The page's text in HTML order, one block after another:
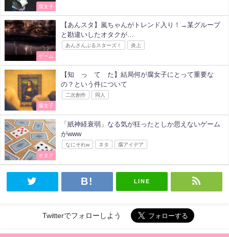
腐女子
ゲーム
【あんスタ】嵐ちゃんがトレンド入り！→某グループ
と勘違いしたオタクが…
あんさんぶるスターズ！ 炎上
腐女子
【知 っ て た】結局何が腐女子にとって重要な
の？という件について
二次創作 同人
オタク
「紙神経衰弱」なる気が狂ったとしか思えないゲーム
がwww
なにそれw ネタ 腐アイデア
LINE
Twitterでフォローしよう